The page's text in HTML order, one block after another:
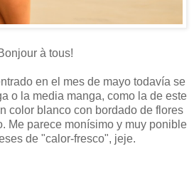
à tous!
en el mes de mayo todavía se
o la media manga, como la de este
color blanco con bordado de flores
Me parece monísimo y muy ponible
de "calor-fresco", jeje.